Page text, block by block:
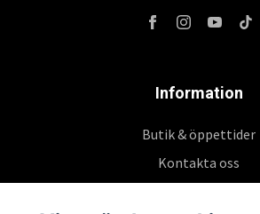
Information
Butik & öppettider
Kontakta oss